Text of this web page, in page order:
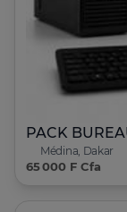
Médina, Dakar
65 000 F Cfa